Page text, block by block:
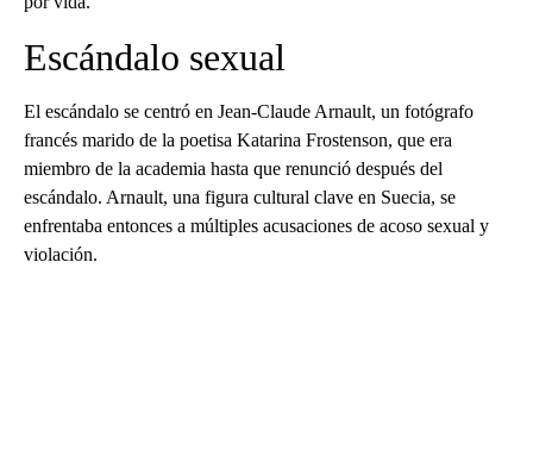
Escándalo sexual
El escándalo se centró en Jean-Claude Arnault, un fotógrafo
francés marido de la poetisa Katarina Frostenson, que era
miembro de la academia hasta que renunció después del
escándalo. Arnault, una figura cultural clave en Suecia, se
enfrentaba entonces a múltiples acusaciones de acoso sexual y
violación.